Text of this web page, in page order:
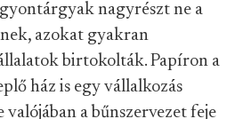
nagyrészt ne a
azokat gyakran
birtokolták. Papíron a
ház is egy vállalkozás
a bűnszervezet feje